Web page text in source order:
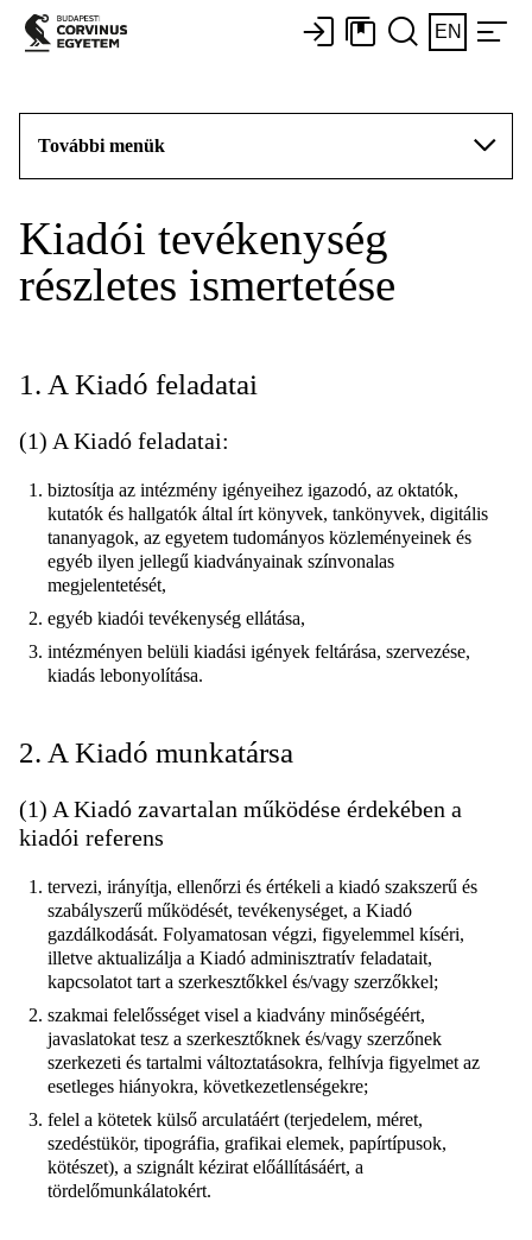
EN
További menük
Kiadói tevékenység
részletes ismertetése
1. A Kiadó feladatai
(1) A Kiadó feladatai:
biztosítja az intézmény igényeihez igazodó, az oktatók,
kutatók és hallgatók által írt könyvek, tankönyvek, digitális
tananyagok, az egyetem tudományos közleményeinek és
egyéb ilyen jellegű kiadványainak színvonalas
megjelentetését,
egyéb kiadói tevékenység ellátása,
intézményen belüli kiadási igények feltárása, szervezése,
kiadás lebonyolítása.
2. A Kiadó munkatársa
(1) A Kiadó zavartalan működése érdekében a
kiadói referens
tervezi, irányítja, ellenőrzi és értékeli a kiadó szakszerű és
szabályszerű működését, tevékenységet, a Kiadó
gazdálkodását. Folyamatosan végzi, figyelemmel kíséri,
illetve aktualizálja a Kiadó adminisztratív feladatait,
kapcsolatot tart a szerkesztőkkel és/vagy szerzőkkel;
szakmai felelősséget visel a kiadvány minőségéért,
javaslatokat tesz a szerkesztőknek és/vagy szerzőnek
szerkezeti és tartalmi változtatásokra, felhívja figyelmet az
esetleges hiányokra, következetlenségekre;
felel a kötetek külső arculatáért (terjedelem, méret,
szedéstükör, tipográfia, grafikai elemek, papírtípusok,
kötészet), a szignált kézirat előállításáért, a
tördelőmunkálatokért.